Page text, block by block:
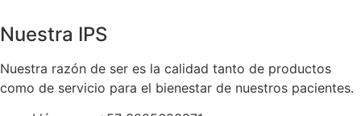
Nuestra IPS
Nuestra razón de ser es la calidad tanto de productos
como de servicio para el bienestar de nuestros pacientes.